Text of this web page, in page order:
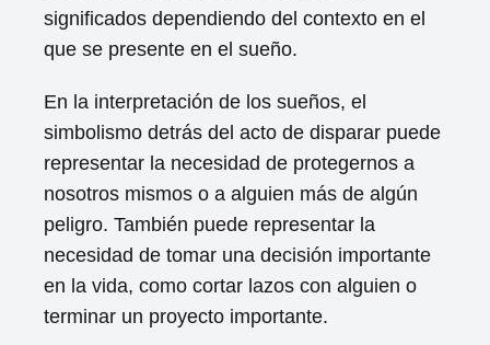
significados dependiendo del contexto en el
que se presente en el sueño.
En la interpretación de los sueños, el
simbolismo detrás del acto de disparar puede
representar la necesidad de protegernos a
nosotros mismos o a alguien más de algún
peligro. También puede representar la
necesidad de tomar una decisión importante
en la vida, como cortar lazos con alguien o
terminar un proyecto importante.